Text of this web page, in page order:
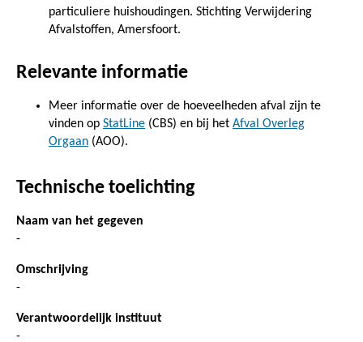
particuliere huishoudingen. Stichting Verwijdering
Afvalstoffen, Amersfoort.
Relevante informatie
Meer informatie over de hoeveelheden afval zijn te
vinden op StatLine (CBS) en bij het Afval Overleg
Orgaan (AOO).
Technische toelichting
Naam van het gegeven
-
Omschrijving
-
Verantwoordelijk instituut
-